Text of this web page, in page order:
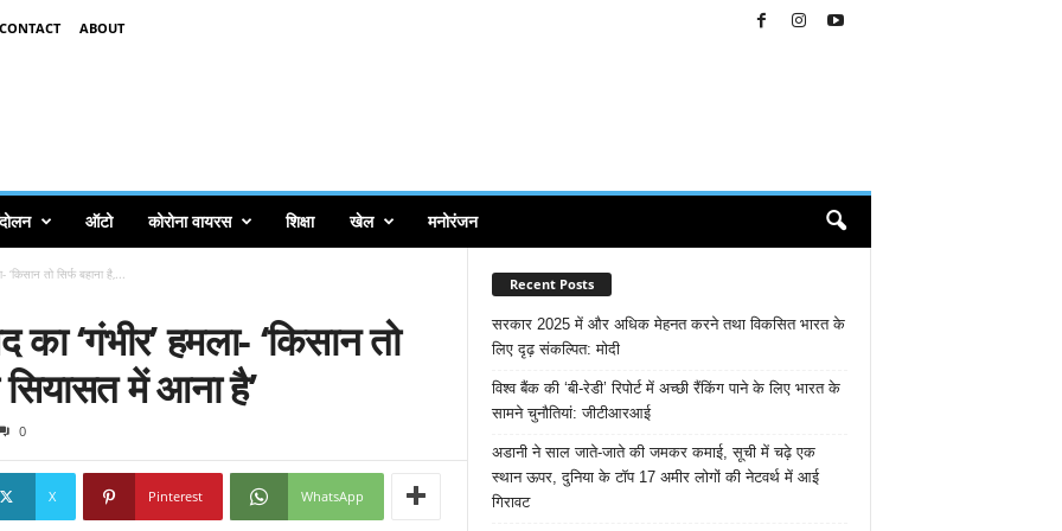
CONTACT ABOUT
ऑटो कोरोना वायरस शिक्षा खेल मनोरंजन
तो सिर्फ बहाना है,...
‘गंभीर’ हमला- ‘किसान तो
सियासत में आना है’
0
X Pinterest WhatsApp
Recent Posts
सरकार 2025 में और अधिक मेहनत करने तथा विकसित भारत के
लिए दृढ़ संकल्पित: माेदी
विश्व बैंक की ‘बी-रेडी’ रिपोर्ट में अच्छी रैंकिंग पाने के लिए भारत के
सामने चुनौतियां: जीटीआरआई
अडानी ने साल जाते-जाते की जमकर कमाई, सूची में चढ़े एक
स्थान ऊपर, दुनिया के टॉप 17 अमीर लोगों की नेटवर्थ में आई
गिरावट